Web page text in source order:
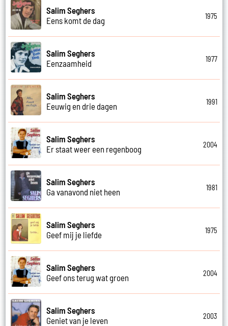
Salim Seghers
Eens komt de dag
1975
Salim Seghers
Eenzaamheid
1977
Salim Seghers
Eeuwig en drie dagen
1991
Salim Seghers
Er staat weer een regenboog
2004
Salim Seghers
Ga vanavond niet heen
1981
Salim Seghers
Geef mij je liefde
1975
Salim Seghers
Geef ons terug wat groen
2004
Salim Seghers
Geniet van je leven
2003